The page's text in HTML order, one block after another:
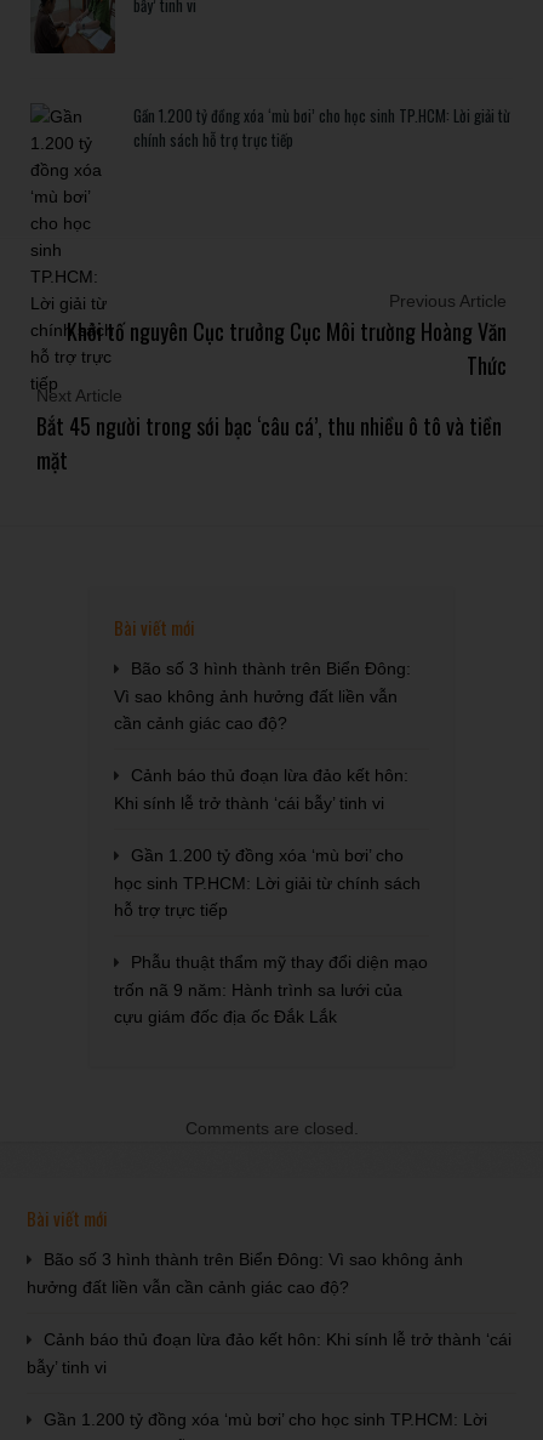
bẫy’ tinh vi
Gần 1.200 tỷ đồng xóa ‘mù bơi’ cho học sinh TP.HCM: Lời giải từ
chính sách hỗ trợ trực tiếp
Previous Article
Khởi tố nguyên Cục trưởng Cục Môi trường Hoàng Văn
Thức
Next Article
Bắt 45 người trong sới bạc ‘câu cá’, thu nhiều ô tô và tiền
mặt
Bài viết mới
Bão số 3 hình thành trên Biển Đông:
Vì sao không ảnh hưởng đất liền vẫn
cần cảnh giác cao độ?
Cảnh báo thủ đoạn lừa đảo kết hôn:
Khi sính lễ trở thành ‘cái bẫy’ tinh vi
Gần 1.200 tỷ đồng xóa ‘mù bơi’ cho
học sinh TP.HCM: Lời giải từ chính sách
hỗ trợ trực tiếp
Phẫu thuật thẩm mỹ thay đổi diện mạo
trốn nã 9 năm: Hành trình sa lưới của
cựu giám đốc địa ốc Đắk Lắk
Comments are closed.
Bài viết mới
Bão số 3 hình thành trên Biển Đông: Vì sao không ảnh
hưởng đất liền vẫn cần cảnh giác cao độ?
Cảnh báo thủ đoạn lừa đảo kết hôn: Khi sính lễ trở thành ‘cái
bẫy’ tinh vi
Gần 1.200 tỷ đồng xóa ‘mù bơi’ cho học sinh TP.HCM: Lời